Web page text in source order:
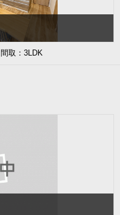
取：3LDK